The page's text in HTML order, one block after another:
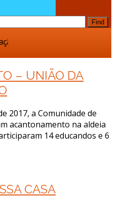
Find
do Novo Lar da Fundação
– UNIÃO DA
2017, a Comunidade de
acantonamento na aldeia
14 educandos e 6
CASA